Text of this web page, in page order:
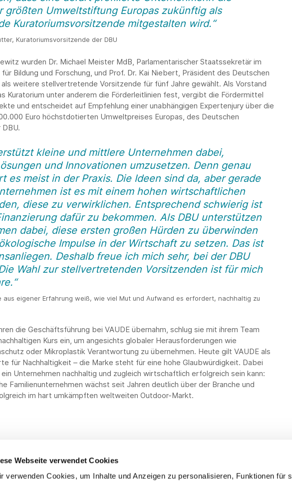
Webseite verwendet Cookies
verwenden Cookies, um Inhalte und Anzeigen zu personalisieren, Funktionen für
größten Umweltstiftung Europas zukünftig als
Kuratoriumsvorsitzende mitgestalten wird.“
Kuratoriumsvorsitzende der DBU
wurden Dr. Michael Meister MdB, Parlamentarischer Staatssekretär im
Bildung und Forschung, und Prof. Dr. Kai Niebert, Präsident des Deutschen
weitere stellvertretende Vorsitzende für fünf Jahre gewählt. Als Vorstand
Kuratorium unter anderem die Förderleitlinien fest, vergibt die Fördermittel
und entscheidet auf Empfehlung einer unabhängigen Expertenjury über die
Euro höchstdotierten Umweltpreises Europas, des Deutschen
kleine und mittlere Unternehmen dabei,
und Innovationen umzusetzen. Denn genau
es meist in der Praxis. Die Ideen sind da, aber gerade
ist es mit einem hohen wirtschaftlichen
diese zu verwirklichen. Entsprechend schwierig ist
dafür zu bekommen. Als DBU unterstützen
dabei, diese ersten großen Hürden zu überwinden
Impulse in der Wirtschaft zu setzen. Das ist
Deshalb freue ich mich sehr, bei der DBU
Wahl zur stellvertretenden Vorsitzenden ist für mich
aus eigener Erfahrung weiß, wie viel Mut und Aufwand es erfordert, nachhaltig zu
die Geschäftsführung bei VAUDE übernahm, schlug sie mit ihrem Team
Kurs ein, um angesichts globaler Herausforderungen wie
oder Mikroplastik Verantwortung zu übernehmen. Heute gilt VAUDE als
für Nachhaltigkeit – die Marke steht für eine hohe Glaubwürdigkeit. Dabei
Unternehmen nachhaltig und zugleich wirtschaftlich erfolgreich sein kann:
Familienunternehmen wächst seit Jahren deutlich über der Branche und
im hart umkämpften weltweiten Outdoor-Markt.